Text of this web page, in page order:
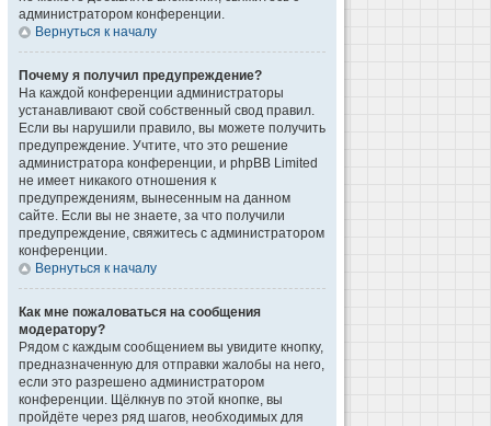
администратором конференции.
Вернуться к началу
Почему я получил предупреждение?
На каждой конференции администраторы
устанавливают свой собственный свод правил.
Если вы нарушили правило, вы можете получить
предупреждение. Учтите, что это решение
администратора конференции, и phpBB Limited
не имеет никакого отношения к
предупреждениям, вынесенным на данном
сайте. Если вы не знаете, за что получили
предупреждение, свяжитесь с администратором
конференции.
Вернуться к началу
Как мне пожаловаться на сообщения
модератору?
Рядом с каждым сообщением вы увидите кнопку,
предназначенную для отправки жалобы на него,
если это разрешено администратором
конференции. Щёлкнув по этой кнопке, вы
пройдёте через ряд шагов, необходимых для